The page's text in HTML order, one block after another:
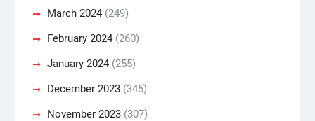
March 2024(249)
February 2024(260)
January 2024(255)
December 2023(345)
November 2023(307)